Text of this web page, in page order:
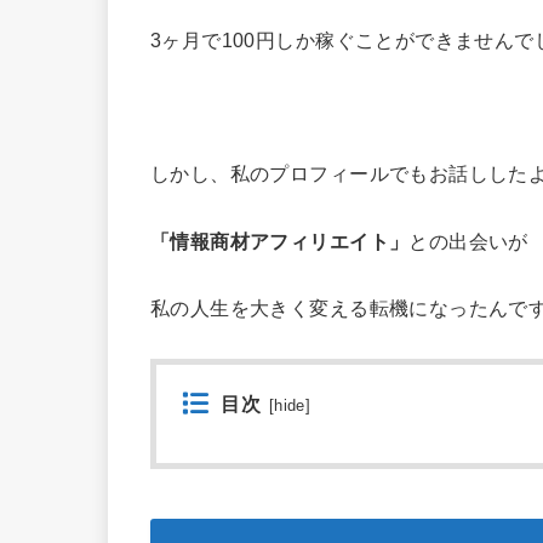
3ヶ月で100円しか稼ぐことができませんで
しかし、私のプロフィールでもお話しした
「情報商材アフィリエイト」 との出会いが
私の人生を大きく変える転機になったんです
目次 [hide]